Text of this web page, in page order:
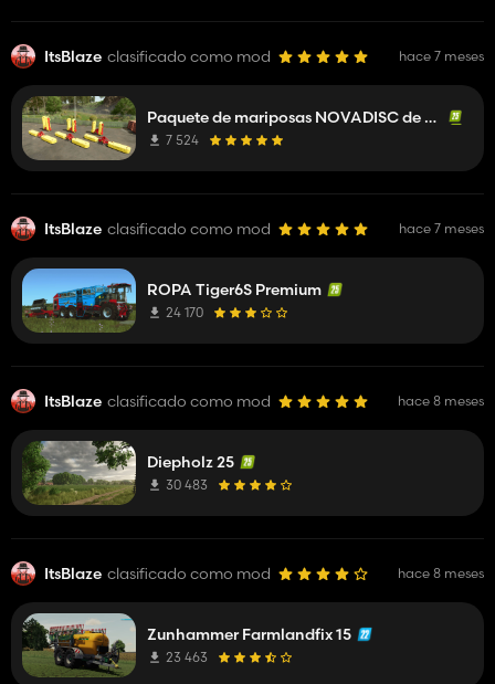
ItsBlaze clasificado como mod hace 7 meses
Paquete de mariposas NOVADISC de Pöttinger
7 524
ItsBlaze clasificado como mod hace 7 meses
ROPA Tiger6S Premium
24 170
ItsBlaze clasificado como mod hace 8 meses
Diepholz 25
30 483
ItsBlaze clasificado como mod hace 8 meses
Zunhammer Farmlandfix 15
23 463